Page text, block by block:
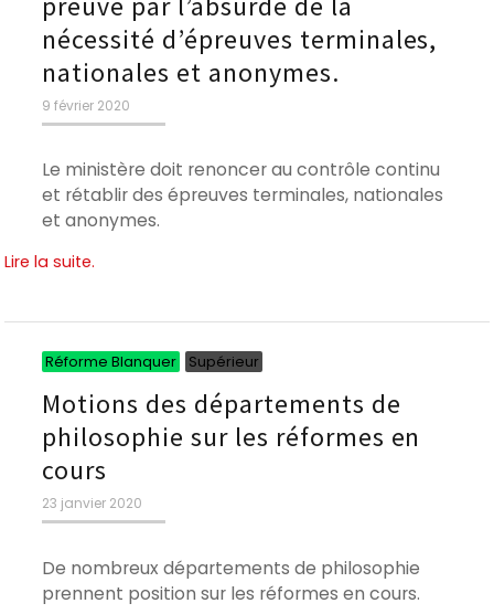
nécessité d’épreuves terminales,
nationales et anonymes.
Publié
le
9 février 2020
Le ministère doit renoncer au contrôle continu
et rétablir des épreuves terminales, nationales
et anonymes.
Lire la suite.
Réforme Blanquer Supérieur
Motions des départements de
philosophie sur les réformes en
cours
Publié
le
23 janvier 2020
De nombreux départements de philosophie
prennent position sur les réformes en cours.